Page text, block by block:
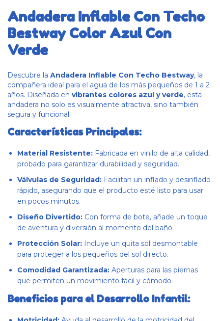
Andadera Inflable Con Techo
Bestway Color Azul Con
Verde
Descubre la Andadera Inflable Con Techo Bestway, la
compañera ideal para el agua de los más pequeños de 1 a 2
años. Diseñada en vibrantes colores azul y verde, esta
andadera no solo es visualmente atractiva, sino también
segura y funcional.
Características Principales:
Material Resistente: Fabricada en vinilo de alta calidad,
probado para garantizar durabilidad y seguridad.
Válvulas de Seguridad: Facilitan un inflado y desinflado
rápido, asegurando que el producto esté listo para usar
en pocos minutos.
Diseño Divertido: Con forma de bote, añade un toque
de aventura y diversión al momento del baño.
Protección Solar: Incluye un quita sol desmontable
para proteger a los pequeños del sol directo.
Comodidad Garantizada: Aperturas para las piernas
que permiten un movimiento fácil y cómodo.
Beneficios para el Desarrollo Infantil: